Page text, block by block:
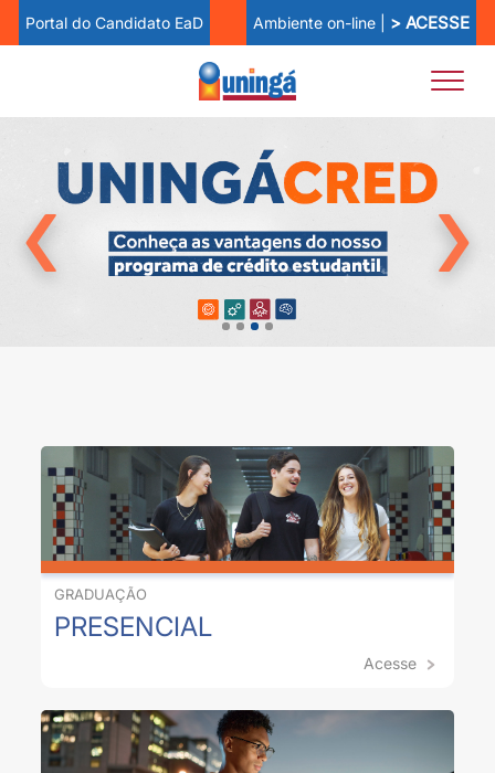
Portal do Candidato EaD Ambiente on-line | > ACESSE
‹ ›
GRADUAÇÃO
PRESENCIAL
Acesse